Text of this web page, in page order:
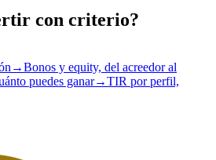
con criterio?
→Bonos y equity, del acreedor al
puedes ganar→TIR por perfil,